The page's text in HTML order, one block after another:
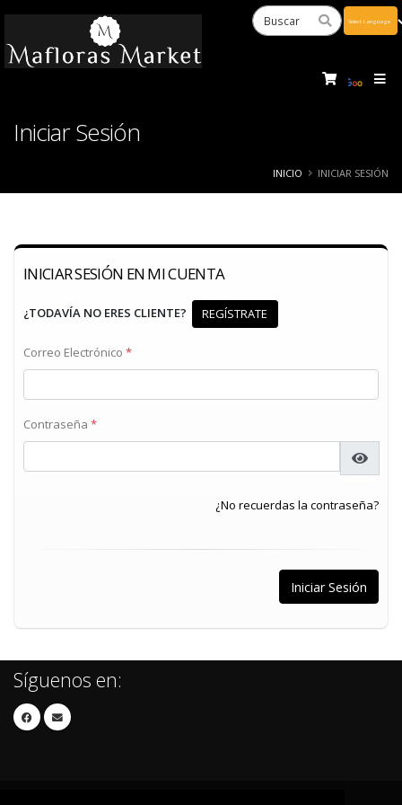
Iniciar Sesión
INICIO INICIAR SESIÓN
INICIAR SESIÓN EN MI CUENTA
¿TODAVÍA NO ERES CLIENTE? REGÍSTRATE
Correo Electrónico *
Contraseña *
¿No recuerdas la contraseña?
Síguenos en: